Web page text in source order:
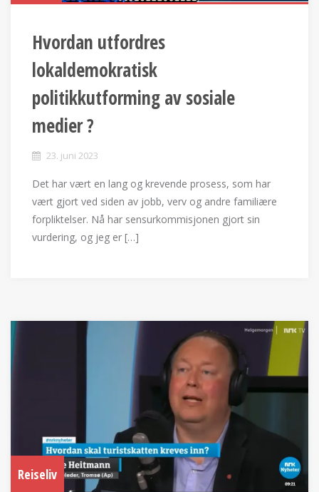
Hvordan utfordres
lokaldemokratisk
politikkutforming av sosiale
medier ?
23. juni 2023
Det har vært en lang og krevende prosess, som har
vært gjort ved siden av jobb, verv og andre familiære
forpliktelser. Nå har sensurkommisjonen gjort sin
vurdering, og jeg er […]
Reiseliv